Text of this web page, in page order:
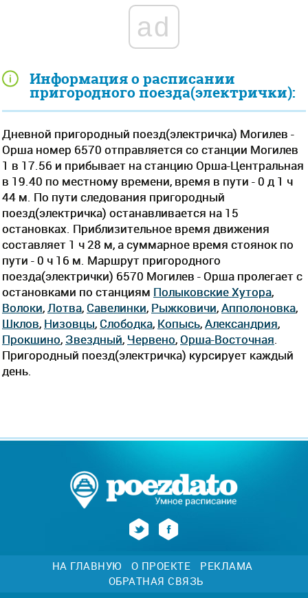
Информация о расписании
пригородного поезда(электрички):
Дневной пригородный поезд(электричка) Могилев -
Орша номер 6570 отправляется со станции Могилев
1 в 17.56 и прибывает на станцию Орша-Центральная
в 19.40 по местному времени, время в пути - 0 д 1 ч
44 м. По пути следования пригородный
поезд(электричка) останавливается на 15
остановках. Приблизительное время движения
составляет 1 ч 28 м, а суммарное время стоянок по
пути - 0 ч 16 м. Маршрут пригородного
поезда(электрички) 6570 Могилев - Орша пролегает c
остановками по станциям Полыковские Хутора,
Волоки, Лотва, Савелинки, Рыжковичи,Апполоновка,
Шклов, Низовцы, Слободка, Копысь,Александрия,
Прокшино, Звездный, Червено,Орша-Восточная
Пригородный поезд(электричка) курсирует каждый
день.
ad
НА ГЛАВНУЮ О ПРОЕКТЕ
РЕКЛАМА
ОБРАТНАЯ СВЯЗЬ